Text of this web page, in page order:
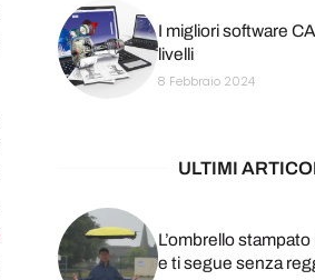
I migliori software
livelli
8 Febbraio 2024
ULTIMI
L’ombrello
e ti segue senza